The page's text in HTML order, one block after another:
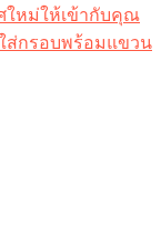
ใหม่ให้เข้ากับคุณ
ส่กรอบพร้อมแขวน​